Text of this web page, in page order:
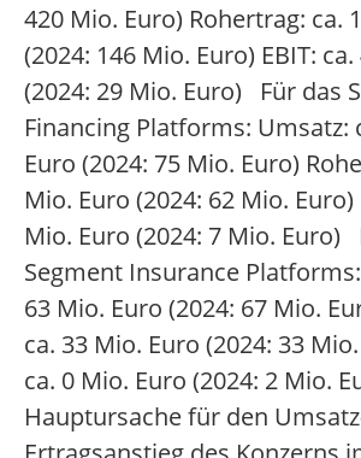
420 Mio. Euro) Rohertrag: ca.
(2024: 146 Mio. Euro) EBIT:
(2024: 29 Mio. Euro) Für das
Financing Platforms: Umsatz:
Euro (2024: 75 Mio. Euro)
Mio. Euro (2024: 62 Mio. Euro)
Mio. Euro (2024: 7 Mio. Euro)
Segment Insurance
63 Mio. Euro (2024: 67 Mio.
ca. 33 Mio. Euro (2024: 33
ca. 0 Mio. Euro (2024: 2 Mio.
Hauptursache für den